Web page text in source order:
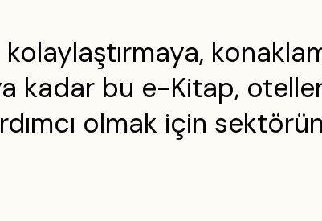
kadar bu e-Kitap,
olmak için